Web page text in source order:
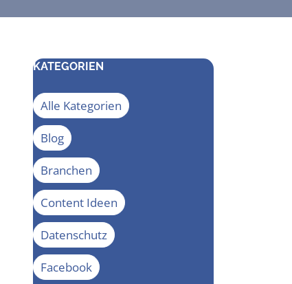
KATEGORIEN
Alle Kategorien
Blog
Branchen
Content Ideen
Datenschutz
Facebook